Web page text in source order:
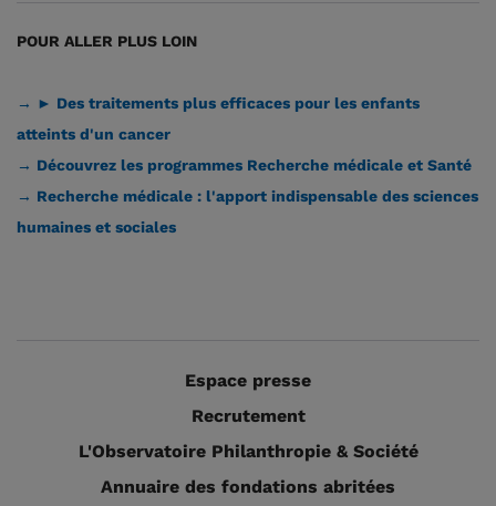
POUR ALLER PLUS LOIN
→ ► Des traitements plus efficaces pour les enfants
atteints d'un cancer
→ Découvrez les programmes Recherche médicale et Santé
→ Recherche médicale : l'apport indispensable des sciences
humaines et sociales
Espace presse
Recrutement
L'Observatoire Philanthropie & Société
Annuaire des fondations abritées